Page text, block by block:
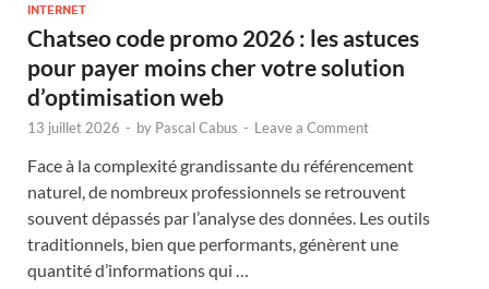
INTERNET
Chatseo code promo 2026 : les astuces
pour payer moins cher votre solution
d’optimisation web
13 juillet 2026 - by Pascal Cabus - Leave a Comment
Face à la complexité grandissante du référencement
naturel, de nombreux professionnels se retrouvent
souvent dépassés par l’analyse des données. Les outils
traditionnels, bien que performants, génèrent une
quantité d’informations qui …